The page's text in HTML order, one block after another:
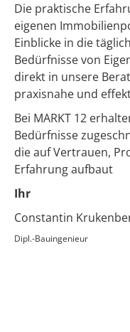
Die praktische
eigenen
Einblicke in die
Bedürfnisse von
direkt in unsere
praxisnahe und
Bei MARKT 12
Bedürfnisse
die auf Vertrauen,
Erfahrung aufbaut
Ihr
Constantin
Dipl.-Bauingenieur